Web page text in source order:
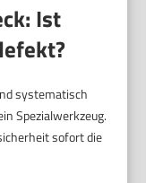
Ist
systematisch
Spezialwerkzeug.
sofort die